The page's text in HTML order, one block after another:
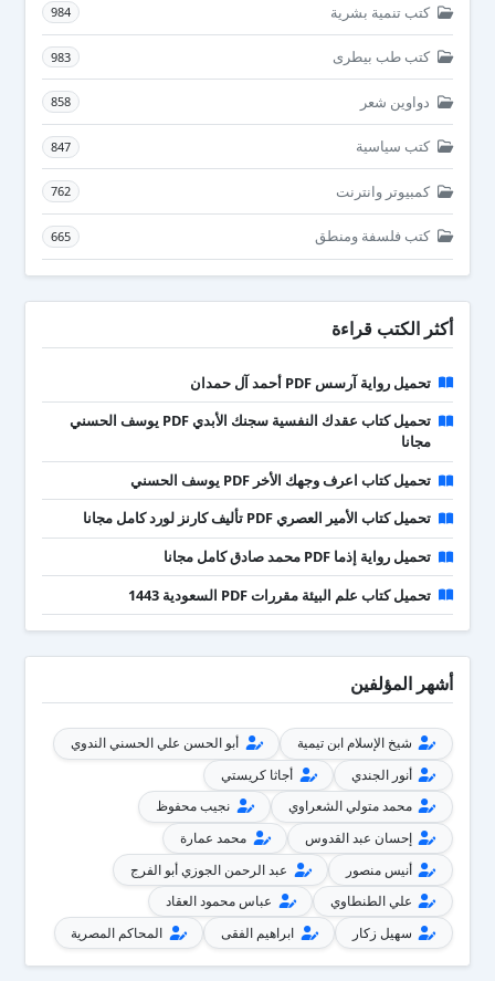
كتب تنمية بشرية 984
كتب طب بيطرى 983
دواوين شعر 858
كتب سياسية 847
كمبيوتر وانترنت 762
كتب فلسفة ومنطق 665
أكثر الكتب قراءة
تحميل رواية آرسس PDF أحمد آل حمدان
تحميل كتاب عقدك النفسية سجنك الأبدي PDF يوسف الحسني
مجانا
تحميل كتاب اعرف وجهك الأخر PDF يوسف الحسني
تحميل كتاب الأمير العصري PDF تأليف كارنز لورد كامل مجانا
تحميل رواية إذما PDF محمد صادق كامل مجانا
تحميل كتاب علم البيئة مقررات PDF السعودية 1443
أشهر المؤلفين
شيخ الإسلام ابن تيمية
أبو الحسن علي الحسني الندوي
أنور الجندي
أجاثا كريستي
محمد متولي الشعراوي
نجيب محفوظ
إحسان عبد القدوس
محمد عمارة
أنيس منصور
عبد الرحمن الجوزي أبو الفرج
علي الطنطاوي
عباس محمود العقاد
سهيل زكار
ابراهيم الفقى المحاكم المصرية